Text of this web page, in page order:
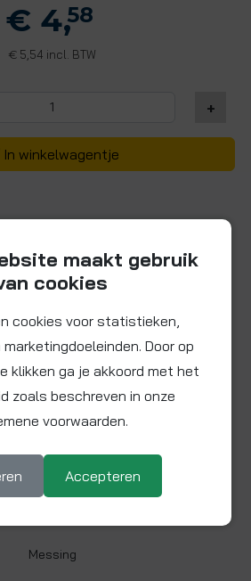
€ 4,58
€5,54 incl. BTW
+
In winkelwagentje
1/2" BSP binnendraad x 1" BSP
mogelijk iets af van het
VR1-12
1 x 1/2" BSP
Messing
maakt gebruik
cookies
cookies voor statistieken,
Door op
klikken ga je akkoord met het
zoals beschreven in onze
voorwaarden.
Accepteren